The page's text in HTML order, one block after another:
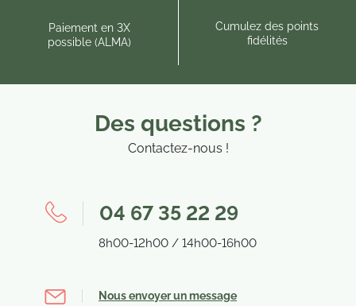
Paiement en 3X
possible (ALMA)
Cumulez des points
fidélités
Des questions ?
Contactez-nous !
04 67 35 22 29
8h00-12h00 / 14h00-16h00
Nous envoyer un message